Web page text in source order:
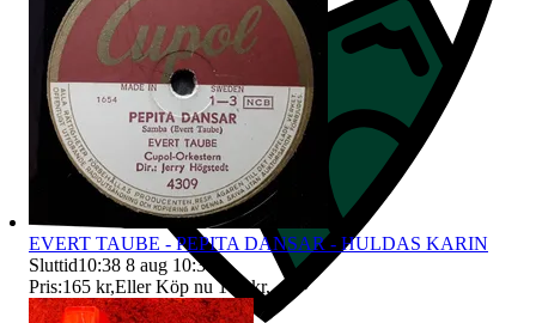
EVERT TAUBE - PEPITA DANSAR - HULDAS KARIN
Sluttid10:38 8 aug 10:38
Pris:165 kr,Eller Köp nu 175 kr,.